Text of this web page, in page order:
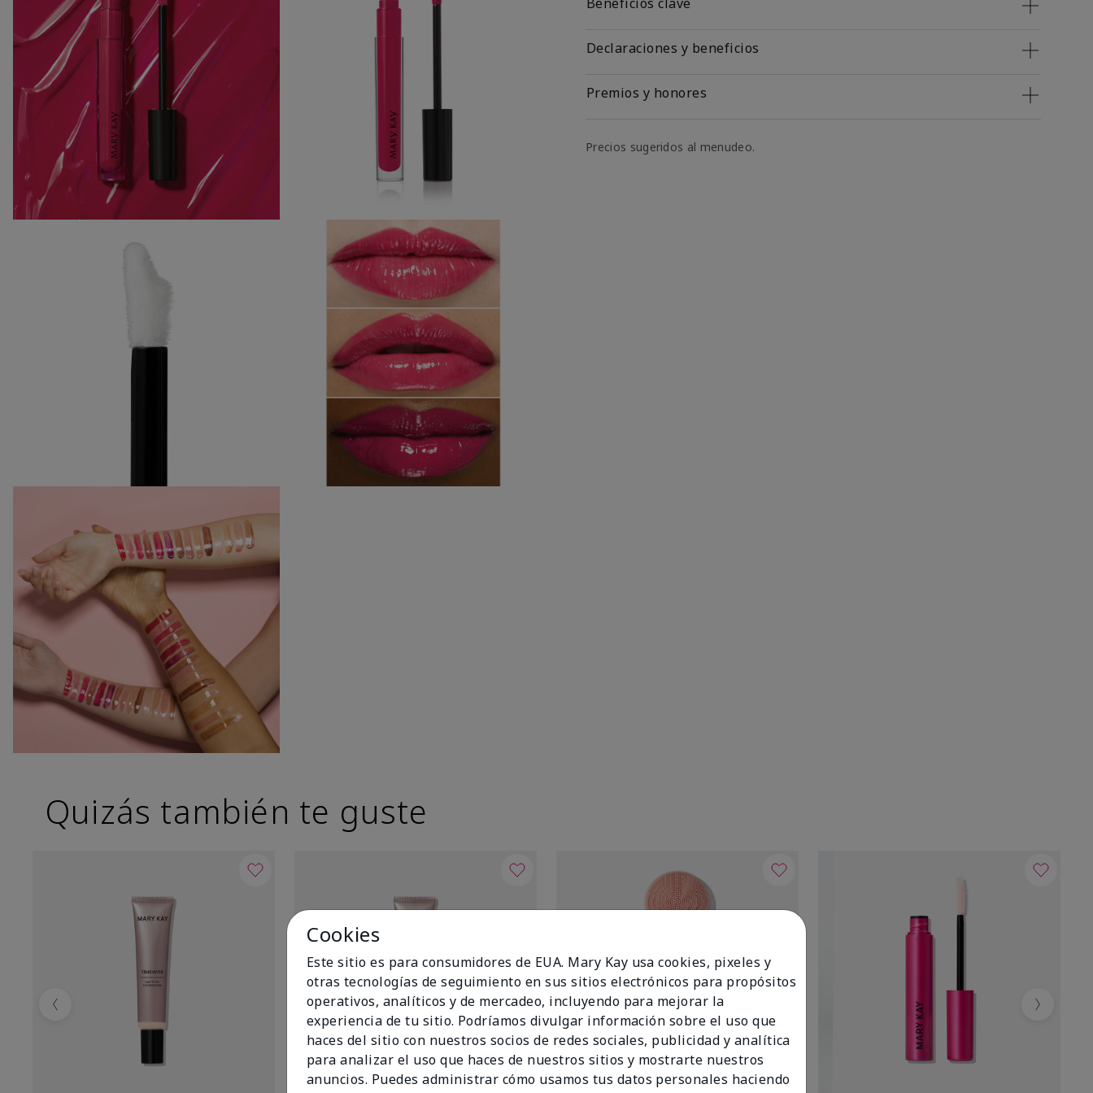
Declaraciones y beneficios
Premios y honores
Precios sugeridos al menudeo.
Quizás también te guste
Previous Next
Cookies
Este sitio es para consumidores de EUA. Mary Kay usa cookies, pixeles y
otras tecnologías de seguimiento en sus sitios electrónicos para propósitos
operativos, analíticos y de mercadeo, incluyendo para mejorar la
experiencia de tu sitio. Podríamos divulgar información sobre el uso que
haces del sitio con nuestros socios de redes sociales, publicidad y analítica
para analizar el uso que haces de nuestros sitios y mostrarte nuestros
anuncios. Puedes administrar cómo usamos tus datos personales haciendo